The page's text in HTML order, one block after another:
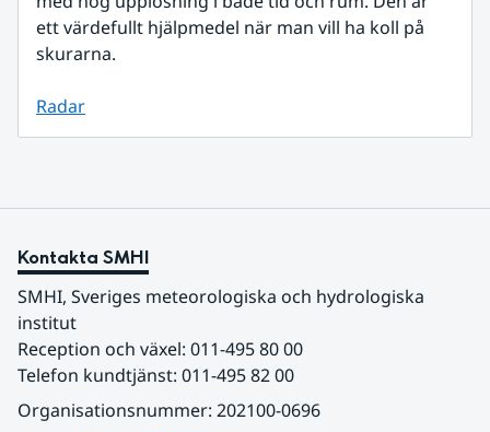
ett värdefullt hjälpmedel när man vill ha koll på
skurarna.
Radar
Kontakta SMHI
SMHI, Sveriges meteorologiska och hydrologiska
institut
Reception och växel: 011-495 80 00
Telefon kundtjänst: 011-495 82 00
Organisationsnummer: 202100-0696